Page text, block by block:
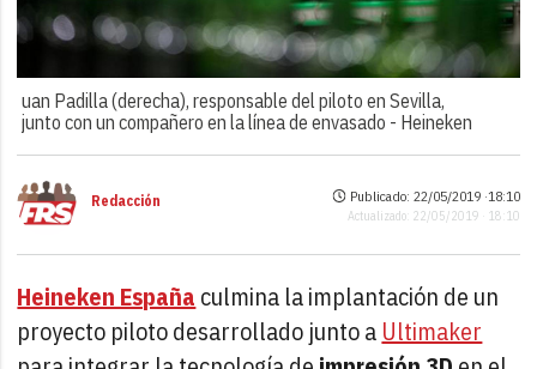
uan Padilla (derecha), responsable del piloto en Sevilla,
junto con un compañero en la línea de envasado - Heineken
Redacción Publicado: 22/05/2019 ·18:10
Actualizado: 22/05/2019 · 18:10
Heineken España culmina la implantación de un
proyecto piloto desarrollado junto a Ultimaker